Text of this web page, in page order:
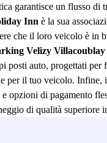
garantisce un flusso
Inn è la sua
che il loro veicolo è in
Velizy
auto, progettati
per il tuo veicolo. Infine,
di pagamento
di qualità superiore